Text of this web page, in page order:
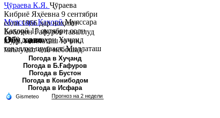
Муяссара ҚаҳорӣМуяссара
Қаҳорӣ 15 октябри соли
1979 дар шаҳри Хуҷанд
таваллуд шудааст. Миллаташ
тоҷик. Маълумот олӣ. Соли
2002 Донишгоҳи давлатии
Хуҷанд ба...
Ҷӯраева К.Я. Ҷӯраева
Кибриё Яҳёевна 9 сентябри
соли 1966 дар ноҳияи
Бобоҷон Ғафуров таваллуд
шуда, миллаташ тоҷик,
маълумот олӣ мебошад.
Соли 1997 Донишг...
Обу хаво
Погода в Хуҷанд
Погода в Б.Ғафуров
Погода в Бустон
Погода в Конибодом
Погода в Исфара